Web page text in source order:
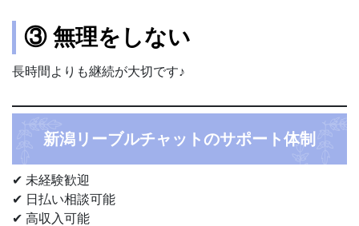
③ 無理をしない
長時間よりも継続が大切です♪
新潟リーブルチャットのサポート体制
✔ 未経験歓迎
✔ 日払い相談可能
✔ 高収入可能